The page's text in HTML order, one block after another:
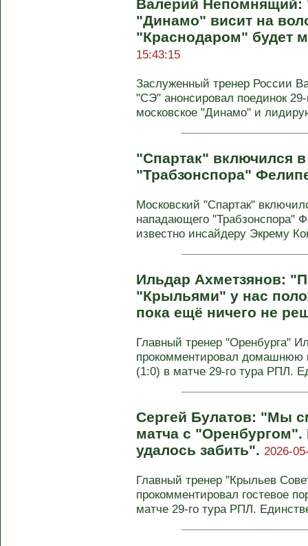
Валерий Непомнящий:
"Динамо" висит на
"Краснодаром" будет
15:43:15
Заслуженный тренер России
"СЭ" анонсировал поединок
московское "Динамо" и
"Спартак" включился
"Трабзонспора"
Московский "Спартак"
нападающего "Трабзонспора"
известно инсайдеру Экрему
Ильдар Ахметзянов:
"Крыльями" у нас
пока ещё ничего не
Главный тренер "Оренбурга"
прокомментировал домашнюю
(1:0) в матче 29-го тура РПЛ.
Сергей Булатов: "Мы
матча с "Оренбургом".
удалось забить". 2026-
Главный тренер "Крыльев
прокомментировал гостевое
матче 29-го тура РПЛ.